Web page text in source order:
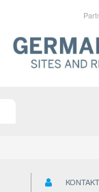
KONTAKT